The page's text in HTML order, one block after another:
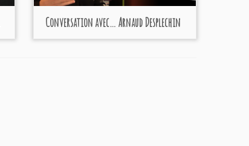
Conversation avec… Arnaud Desplechin